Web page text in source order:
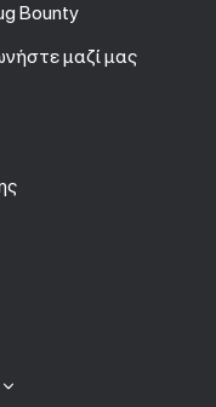
Bounty
μαζί μας